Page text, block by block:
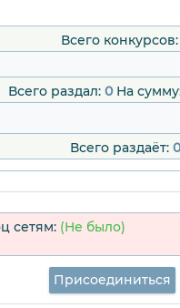
Всего
Всего раздал: 0На
Всего раздаёт: 0
сетям: (Не было)
Присоединиться